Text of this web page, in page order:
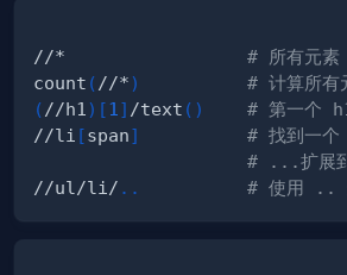
//* # 所有元素
count ( //*)
# 计算所有
( //h1 ) [1 ] /text ( )
# 第一个
//li [span]
# 找到一
# ...扩
//ul/li/ .. # 使用 ..